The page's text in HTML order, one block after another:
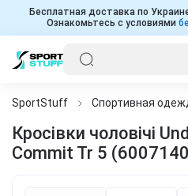
Бесплатная доставка по
Ознакомьтесь с условиями
SportStuff Спортивная
Кросівки чоловічі
Commit Tr 5